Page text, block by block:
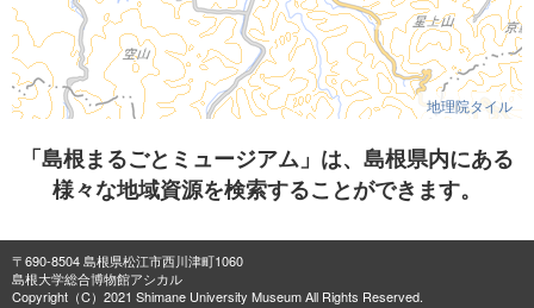
地理院タイル
「島根まるごとミュージアム」は、島根県内にある
様々な地域資源を検索することができます。
〒690-8504 島根県松江市西川津町1060
島根大学総合博物館アシカル
Copyright（C）2021 Shimane University Museum All Rights Reserved.